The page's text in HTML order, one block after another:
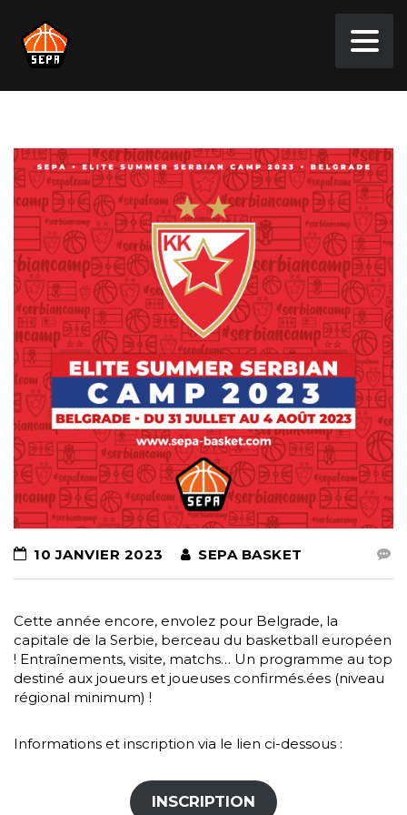
10 JANVIER 2023 SEPA BASKET
Cette année encore, envolez pour Belgrade, la
capitale de la Serbie, berceau du basketball européen
! Entraînements, visite, matchs… Un programme au top
destiné aux joueurs et joueuses confirmés.ées (niveau
régional minimum) !
Informations et inscription via le lien ci-dessous :
INSCRIPTION